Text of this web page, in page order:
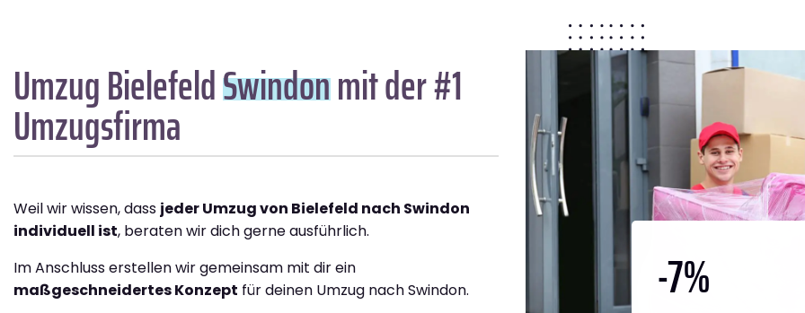
Umzug BielefeldSwindonmit der #1
Umzugsfirma
Weil wir wissen, dass jeder Umzug von Bielefeld nach Swindon
individuell ist, beraten wir dich gerne ausführlich.
Im Anschluss erstellen wir gemeinsam mit dir ein
maßgeschneidertes Konzept für deinen Umzug nach Swindon.
-7%